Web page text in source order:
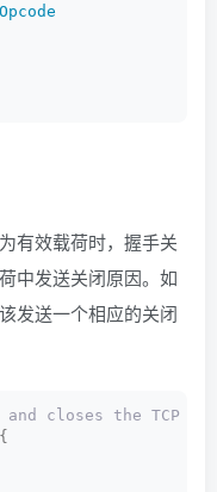
Opcode
有效载荷时，握手关
中发送关闭原因。如
发送一个相应的关闭
closes the TCP
{